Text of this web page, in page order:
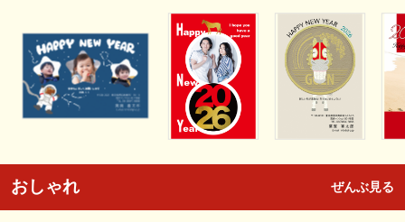
おしゃれ ぜんぶ見る